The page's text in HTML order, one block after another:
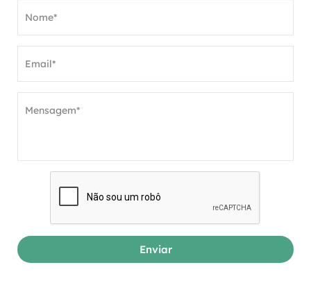
Nome*
Email*
Mensagem*